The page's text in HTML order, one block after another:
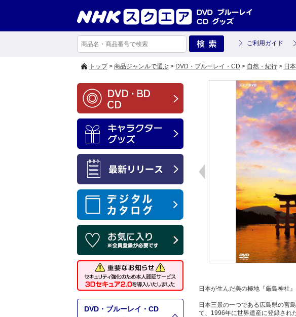
ご利用ガイド
トップ> 商品ジャンルで選ぶ> DVD・ブルーレイ・CD > 自然・紀行> 日本
DVD・ブルーレイ・CD
日本が生んだ美の極地『厳島神社
日本三景の一つである広島県の宮
て、1996年に世界遺産に登録され